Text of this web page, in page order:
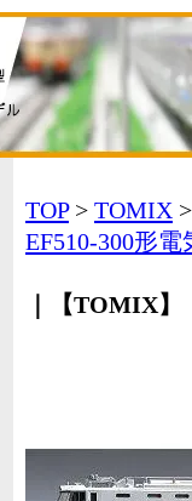
TOP> TOMIX
EF510-300形
｜【TOMIX